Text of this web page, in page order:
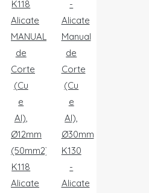
K118
Alicate
K130
-
Alicate